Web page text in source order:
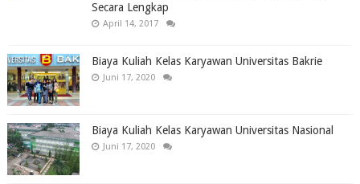
Secara Lengkap
April 14, 2017
Biaya Kuliah Kelas Karyawan Universitas Bakrie
Juni 17, 2020
Biaya Kuliah Kelas Karyawan Universitas Nasional
Juni 17, 2020